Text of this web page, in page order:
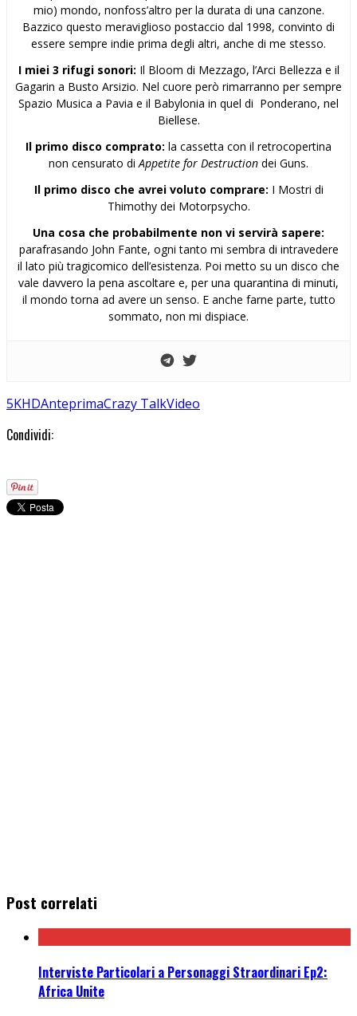
mio) mondo, nonfoss’altro per la durata di una canzone.
Bazzico questo meraviglioso postaccio dal 1998, convinto di
essere sempre indie prima degli altri, anche di me stesso.
I miei 3 rifugi sonori: Il Bloom di Mezzago, l’Arci Bellezza e il
Gagarin a Busto Arsizio. Nel cuore però rimarranno per sempre
Spazio Musica a Pavia e il Babylonia in quel di Ponderano, nel
Biellese.
Il primo disco comprato: la cassetta con il retrocopertina
non censurato diAppetite for Destruction dei Guns.
Il primo disco che avrei voluto comprare: I Mostri di
Thimothy dei Motorpsycho.
Una cosa che probabilmente non vi servirà sapere:
parafrasando John Fante, ogni tanto mi sembra di intravedere
il lato più tragicomico dell’esistenza. Poi metto su un disco che
vale davvero la pena ascoltare e, per una quarantina di minuti,
il mondo torna ad avere un senso. E anche farne parte, tutto
sommato, non mi dispiace.
5KHDAnteprimaCrazy TalkVideo
Condividi:
Post correlati
Interviste Particolari a Personaggi Straordinari Ep2:
Africa Unite